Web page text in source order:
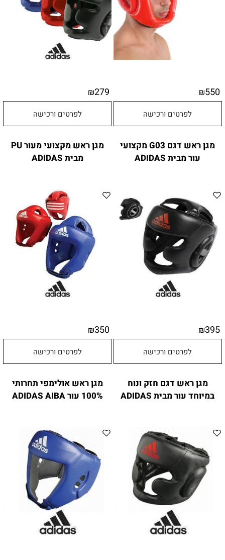
₪550
לפרטים ורכישה
₪279
לפרטים ורכישה
מגן ראש דגם G03 מקצועי
עור מבית ADIDAS
₪395
לפרטים ורכישה
מגן ראש מקצועי מעור PU
מבית ADIDAS
₪350
לפרטים ורכישה
מגן ראש דגם חזק ונוח
במיוחד עור מבית ADIDAS
מגן ראש אולימפי תחרותי
100% עור ADIDAS AIBA